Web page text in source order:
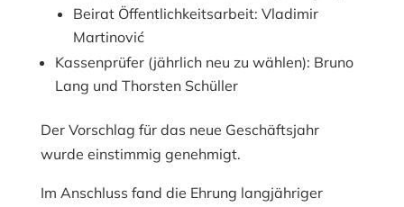
Beirat Öffentlichkeitsarbeit: Vladimir
Martinović
Kassenprüfer (jährlich neu zu wählen): Bruno
Lang und Thorsten Schüller
Der Vorschlag für das neue Geschäftsjahr
wurde einstimmig genehmigt.
Im Anschluss fand die Ehrung langjähriger